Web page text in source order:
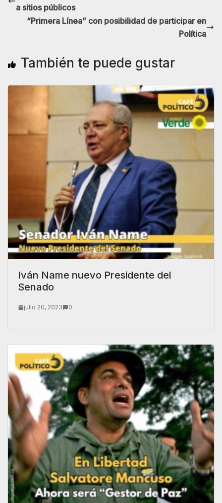
a sitios públicos
“Primera Línea” con posibilidad de participar en
Política
También te puede gustar
Iván Name nuevo Presidente del
Senado
julio 20, 2023 0